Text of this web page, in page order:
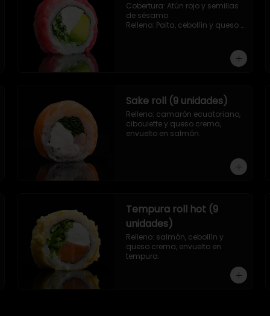
Cobertura: Atún rojo y semillas
de sésamo
Relleno: Palta, cebollín y queso
Sake roll (9 unidades)
Relleno: camarón ecuatoriano,
ciboulette y queso crema,
envuelto en salmón.
Tempura roll hot (9
unidades)
Relleno: salmón, cebollín y
queso crema, envuelto en
tempura.